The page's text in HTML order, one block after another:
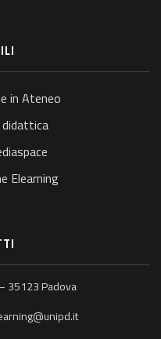
in Ateneo
didattica
Elearning
35123 Padova